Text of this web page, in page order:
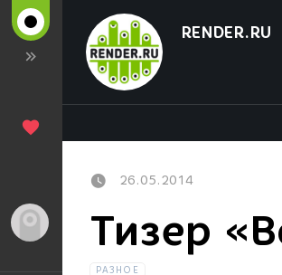
Гость
RENDER.RU
26.05.2014
Тизер
РАЗНОЕ